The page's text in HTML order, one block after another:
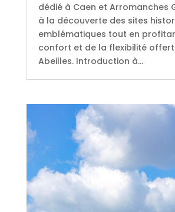
dédié à Caen et Arromanches
à la découverte des sites
emblématiques tout en
confort et de la flexibilité
Abeilles. Introduction à...